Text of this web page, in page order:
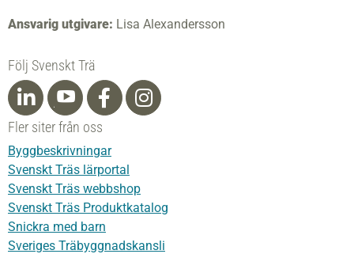
Ansvarig utgivare: Lisa Alexandersson
Följ Svenskt Trä
Fler siter från oss
Byggbeskrivningar
Svenskt Träs lärportal
Svenskt Träs webbshop
Svenskt Träs Produktkatalog
Snickra med barn
Sveriges Träbyggnadskansli